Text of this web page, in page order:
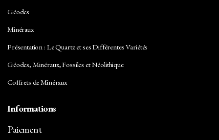
Géodes
Minéraux
Présentation : Le Quartz et ses Différentes Variétés
Géodes, Minéraux, Fossiles et Néolithique
Coffrets de Minéraux
Informations
Paiement